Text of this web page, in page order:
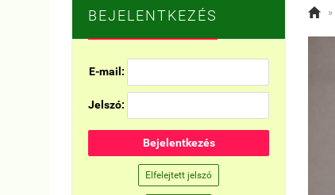
BEJELENTKEZÉS
E-mail:
Jelszó:
Bejelentkezés
Elfelejtett jelszó
 »